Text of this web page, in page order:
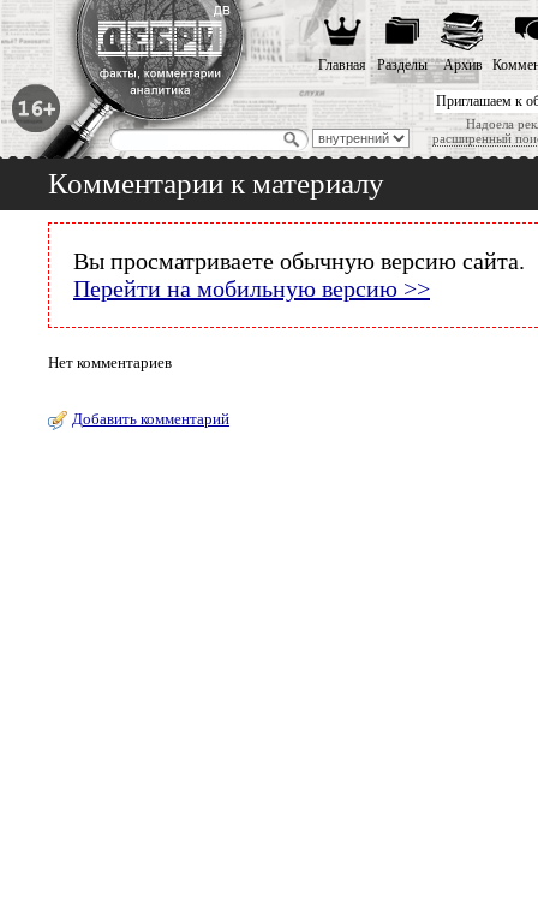
Приглашаем к
Надоела
расширенный
Главная Разделы Архив
Комментарии к материалу
Вы просматриваете обычную версию сайта.
Перейти на мобильную версию >>
Нет комментариев
Добавить комментарий